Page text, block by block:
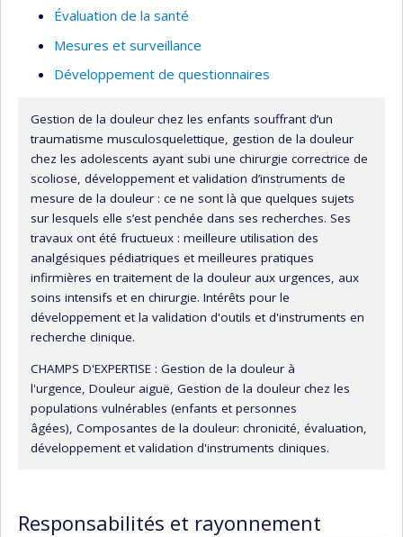
dans les secteurs de soins de l’urgence, des soins intensifs
témoignent d’une carrière de recherche très fructueuse.
les enfants est une richesse et un exemple majeur pour
les futures infirmières chercheures.
L’OIIQ a récemment honoré Mme LeMay du Prix Florence
– recherche en sciences infirmières 2013.
Évaluation de la santé
Mesures et surveillance
Développement de questionnaires
Gestion de la douleur chez les enfants souffrant d’un
traumatisme musculosquelettique, gestion de la douleur
chez les adolescents ayant subi une chirurgie correctrice de
scoliose, développement et validation d’instruments de
mesure de la douleur : ce ne sont là que quelques sujets
sur lesquels elle s’est penchée dans ses recherches. Ses
travaux ont été fructueux : meilleure utilisation des
analgésiques pédiatriques et meilleures pratiques
infirmières en traitement de la douleur aux urgences, aux
soins intensifs et en chirurgie. Intérêts pour le
développement et la validation d'outils et d'instruments en
recherche clinique.
CHAMPS D'EXPERTISE : Gestion de la douleur à
l'urgence, Douleur aiguë, Gestion de la douleur chez les
populations vulnérables (enfants et personnes
âgées), Composantes de la douleur: chronicité, évaluation,
développement et validation d'instruments cliniques.
Responsabilités et rayonnement